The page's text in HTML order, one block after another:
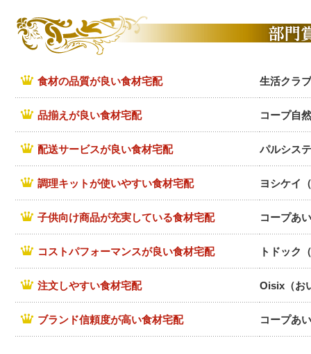
食材の品質が良い食材宅配 生活クラ
品揃えが良い食材宅配 コープ自
配送サービスが良い食材宅配 パルシス
調理キットが使いやすい食材宅配 ヨシケイ
子供向け商品が充実している食材宅配 コープあ
コストパフォーマンスが良い食材宅配 トドック
注文しやすい食材宅配 Oisix（お
ブランド信頼度が高い食材宅配 コープあ